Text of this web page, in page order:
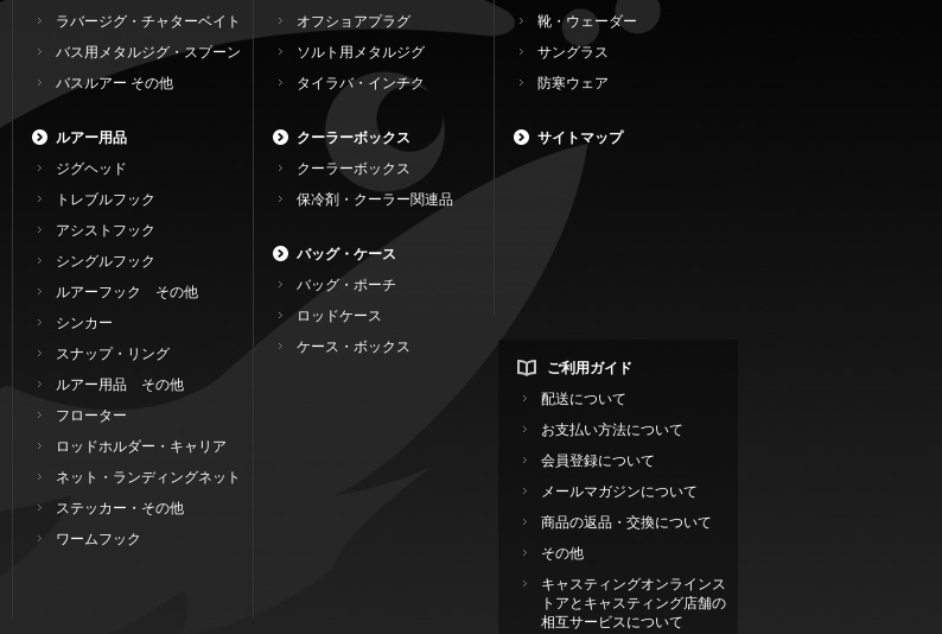
ラバージグ・チャターベイト
バス用メタルジグ・スプーン
バスルアー その他
ルアー用品
ジグヘッド
トレブルフック
アシストフック
シングルフック
ルアーフック その他
シンカー
スナップ・リング
ルアー用品 その他
フローター
ロッドホルダー・キャリア
ネット・ランディングネット
ステッカー・その他
ワームフック
オフショアプラグ
ソルト用メタルジグ
タイラバ・インチク
クーラーボックス
クーラーボックス
保冷剤・クーラー関連品
バッグ・ケース
バッグ・ポーチ
ロッドケース
ケース・ボックス
靴・ウェーダー
サングラス
防寒ウェア
サイトマップ
ご利用ガイド
配送について
お支払い方法について
会員登録について
メールマガジンについて
商品の返品・交換について
その他
キャスティングオンラインス
トアとキャスティング店舗の
相互サービスについて